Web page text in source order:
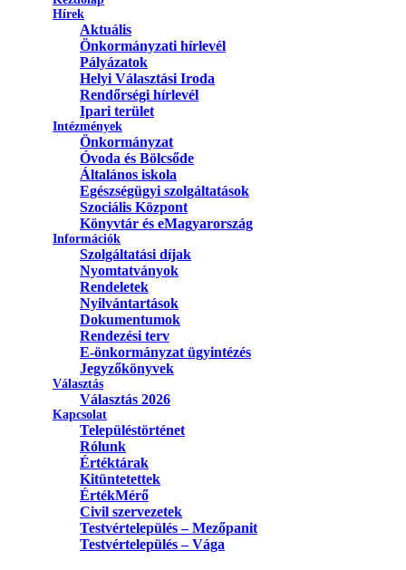
Hírek
Aktuális
Önkormányzati hírlevél
Pályázatok
Helyi Választási Iroda
Rendőrségi hírlevél
Ipari terület
Intézmények
Önkormányzat
Óvoda és Bölcsőde
Általános iskola
Egészségügyi szolgáltatások
Szociális Központ
Könyvtár és eMagyarország
Információk
Szolgáltatási díjak
Nyomtatványok
Rendeletek
Nyilvántartások
Dokumentumok
Rendezési terv
E-önkormányzat ügyintézés
Jegyzőkönyvek
Választás
Választás 2026
Kapcsolat
Településtörténet
Rólunk
Értéktárak
Kitüntetettek
ÉrtékMérő
Civil szervezetek
Testvértelepülés – Mezőpanit
Testvértelepülés – Vága